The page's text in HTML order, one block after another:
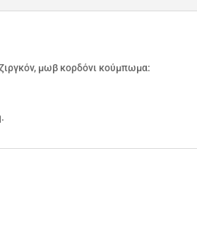
μωβ κορδόνι κούμπωμα: